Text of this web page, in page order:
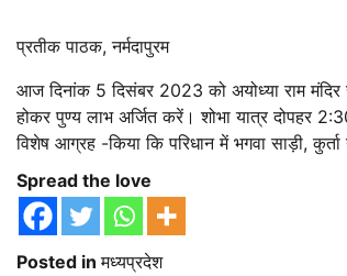
प्रतीक पाठक, नर्मदापुरम
आज दिनांक‎ 5 दिसंबर‎ 2023 को अयोध्या‎ राम
होकर पुण्य‎ लाभ‎ अर्जित करें। शोभा‎ यात्र दोपहर
विशेष आग्रह -किया कि परिधान में भगवा साड़ी, कुर्ता
Spread the love
Posted inमध्यप्रदेश